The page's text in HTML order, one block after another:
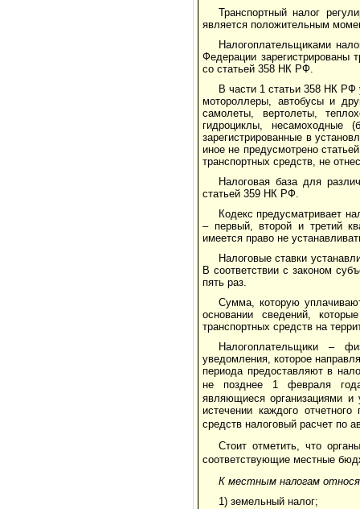
Транспортный налог
является положительным
Налогоплательщиками
Федерации зарегистрированы
со статьей 358 НК РФ.
В части 1 статьи 358 НК РФ
мотороллеры, автобусы и
самолеты, вертолеты,
гидроциклы, несамоходные
зарегистрированные в
иное не предусмотрено
транспортных средств, не
Налоговая база для
статьей 359 НК РФ.
Кодекс предусматривает
– первый, второй и третий
имеется право не
Налоговые ставки
В соответствии с законом
пять раз.
Сумма, которую
основании сведений,
транспортных средств на
Налогоплательщики –
уведомления, которое
периода предоставляют в
не позднее 1 февраля
являющиеся организациями и
истечении каждого
средств налоговый расчет по
Стоит отметить, что
соответствующие местные
К местным налогам
1) земельный налог;